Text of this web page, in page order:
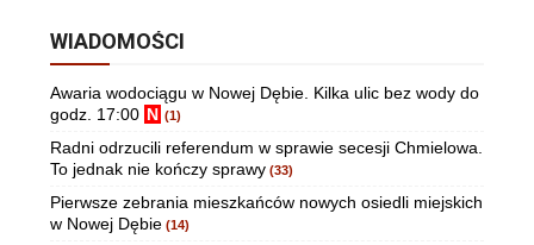
WIADOMOŚCI
Awaria wodociągu w Nowej Dębie. Kilka ulic bez wody do
godz. 17:00 N (1)
Radni odrzucili referendum w sprawie secesji Chmielowa.
To jednak nie kończy sprawy (33)
Pierwsze zebrania mieszkańców nowych osiedli miejskich
w Nowej Dębie (14)